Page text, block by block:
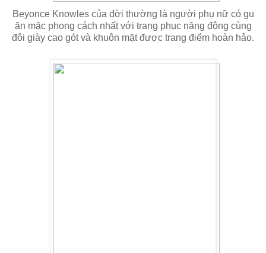
Beyonce Knowles của đời thường là người phụ nữ có gu
ăn mặc phong cách nhất với trang phục năng động cùng
đôi giày cao gót và khuôn mặt được trang điểm hoàn hảo.